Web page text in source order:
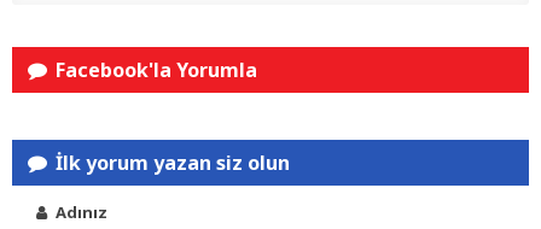
Facebook'la Yorumla
İlk yorum yazan siz olun
Adınız